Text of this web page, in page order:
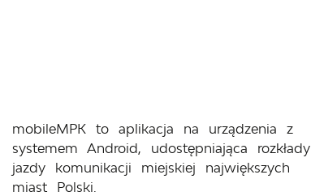
mobileMPK to aplikacja na urządzenia z
systemem Android, udostępniająca rozkłady
jazdy komunikacji miejskiej największych
miast Polski.